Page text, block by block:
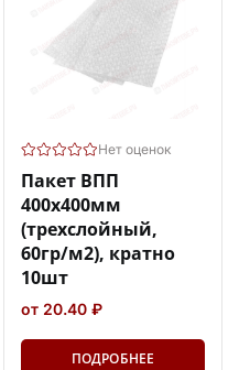
Нет оценок
Пакет ВПП
400х400мм
(трехслойный,
60гр/м2), кратно
10шт
от 20.40 ₽
ПОДРОБНЕЕ